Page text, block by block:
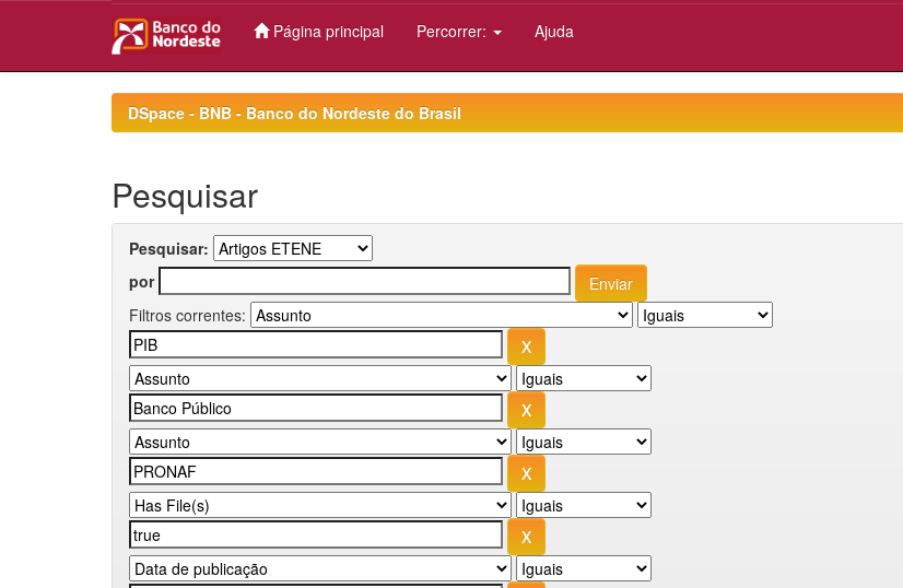
Página principal Percorrer: Ajuda
DSpace - BNB - Banco do Nordeste do Brasil
Pesquisar
Pesquisar:
por
Filtros correntes: